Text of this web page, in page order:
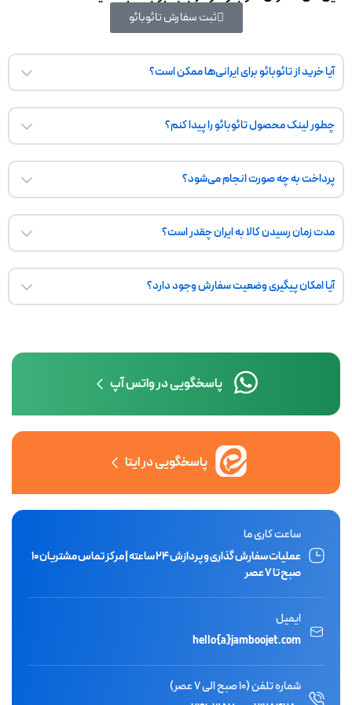
ثبت سفارش تائوبائو
آیا خرید از تائوبائو برای ایرانی‌ها ممکن است؟
فقط با جمبوجت بصورت مستقیم خیر، تائوبائو به‌صورت مستقیم به ایران
کالا ارسال نمی‌کند و پرداخت در آن فقط با یوان و کارت بانکی چینی انجام
می‌شود. اما با جمبوجت شما بدون نیاز به حساب چینی می‌توانید خرید
خود را کامل کنید و در ایران تحویل بگیرید.
چطور لینک محصول تائوبائو را پیدا کنم؟
کافی‌ست اپلیکیشن تائوبائو را از گوگل پلی یا اپل استور نصب کنید و یا وارد
سایتtaobao.comشوید، محصول را جستجو کرده و لینک آن را کپی کنید.
حتی اگر لینک نداشتید، می‌توانید تصویر محصول را برای ما ارسال کنید.
پرداخت به چه صورت انجام می‌شود؟
شما فقط معادل ریالی را پرداخت می‌کنید. پرداخت یوانی توسط حساب
رسمی ما در علی‌پی یا وی‌چت پی انجام می‌شود.
مدت زمان رسیدن کالا به ایران چقدر است؟
بین 10 تا 20 روز کاری (هوایی) یا حدود 40 تا 90 روز (دریایی) بسته به نوع
حمل، وزن و مقصد متفاوت است. همیشه قبل از نهایی‌کردن سفارش، زمان
تخمینی اعلام می‌شود.
آیا امکان پیگیری وضعیت سفارش وجود دارد؟
بله. پس از ثبت سفارش، شما از طریق پنل کاربری در سایت جمبوجت یا
پیامک ارسال میکنیم.
شماره تلفن (10 صبح الی 7 عصر)
ایمیل
hello{a}jamboojet.com
ساعت کاری ما
عملیات سفارش گذاری و پردازش ۲۴ ساعته | مرکز تماس مشتریان ۱۰
صبح تا ۷ عصر
پاسخگویی در ایتا
پاسخگویی در واتس آپ